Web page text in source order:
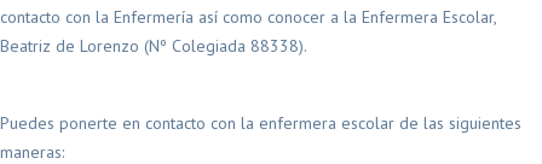
contacto con la Enfermería así como conocer a la Enfermera Escolar,
Beatriz de Lorenzo (Nº Colegiada 88338).
Puedes ponerte en contacto con la enfermera escolar de las siguientes
maneras: